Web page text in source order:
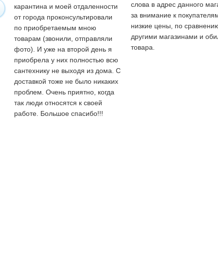
карантина и моей отдаленности
от города проконсультировали
по приобретаемым мною
товарам (звонили, отправляли
фото). И уже на второй день я
приобрела у них полностью всю
сантехнику не выходя из дома. С
доставкой тоже не было никаких
проблем. Очень приятно, когда
так люди относятся к своей
работе. Большое спасибо!!!
слова в адрес данного
за внимание к
низкие цены, по
другими магазинами и
товара.